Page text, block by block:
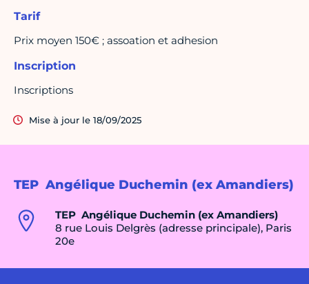
TEP Angélique Duchemin (ex Amandiers)
TEP Angélique Duchemin (ex Amandiers)
8 rue Louis Delgrès (adresse principale), Paris
20e
Tarif
Prix moyen 150€ ; assoation et adhesion
Inscription
Inscriptions
Mise à jour le 18/09/2025